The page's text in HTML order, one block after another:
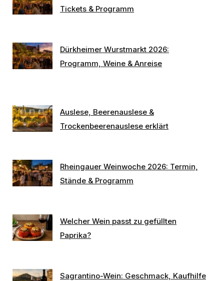
Tickets & Programm
Dürkheimer Wurstmarkt 2026:
Programm, Weine & Anreise
Auslese, Beerenauslese &
Trockenbeerenauslese erklärt
Rheingauer Weinwoche 2026: Termin,
Stände & Programm
Welcher Wein passt zu gefüllten
Paprika?
Sagrantino-Wein: Geschmack, Kaufhilfe